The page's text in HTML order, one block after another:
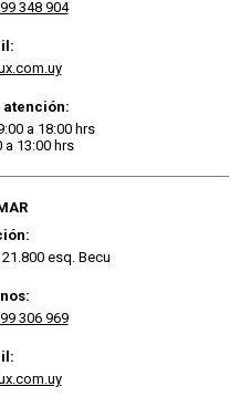
348 904
atención:
a 18:00 hrs
a 13:00 hrs
esq. Becu
306 969